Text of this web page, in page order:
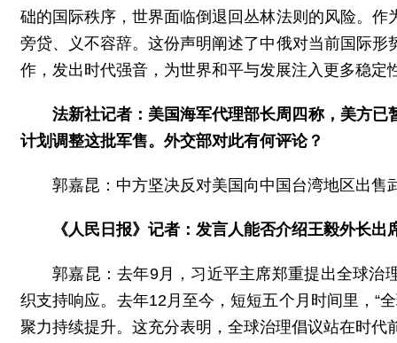
础的国际秩序，世界面临倒退回丛林法则的风险。
旁贷、义不容辞。这份声明阐述了中俄对当前国际
作，发出时代强音，为世界和平与发展注入更多稳定
法新社记者：美国海军代理部长周四称，美方
计划调整这批军售。外交部对此有何评论？
郭嘉昆：中方坚决反对美国向中国台湾地区出售
《人民日报》记者：发言人能否介绍王毅外长
郭嘉昆：去年9月，习近平主席郑重提出全球治
织支持响应。去年12月至今，短短五个月时间里，“
聚力持续提升。这充分表明，全球治理倡议站在时